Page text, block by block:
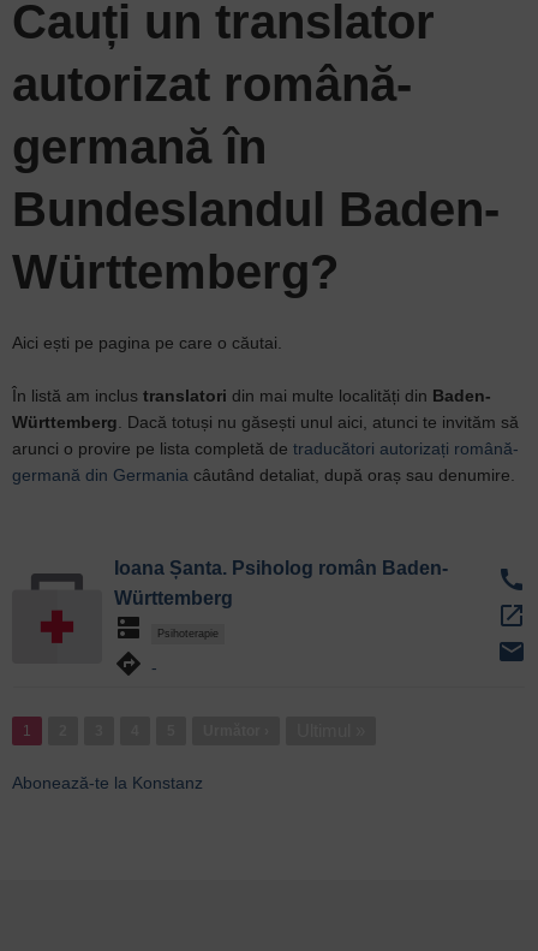
Cauți un translator
autorizat română-
germană în
Bundeslandul Baden-
Württemberg?
Aici ești pe pagina pe care o căutai.
În listă am inclus translatori din mai multe localități din Baden-
Württemberg . Dacă totuși nu găsești unul aici, atunci te invităm să
arunci o provire pe lista completă de traducători autorizați română-
germană din Germania câutând detaliat, după oraș sau denumire.
Ioana Șanta. Psiholog român Baden-
Württemberg
dns Psihoterapie
directions -
call
open_in_new
email
Paginație
1
Abonează-te la Konstanz